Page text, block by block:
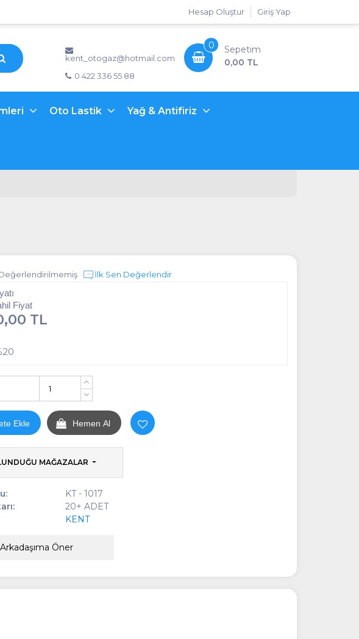
Giriş Yap
Hesap Oluştur
kent_otogaz@hotmail.com
0 422 336 55 88
0
Sepetim
0,00 TL
Oto Lastik Yağ & Antifiriz
İlk Sen Değerlendir
Fiyat
TL
+
Ekle Hemen Al
MAĞAZALAR
KT - 1017
20+ ADET
KENT
Arkadaşıma Öner